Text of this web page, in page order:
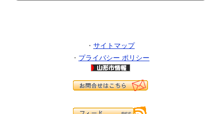
・ サイトマップ
・ プライバシー ポリシー